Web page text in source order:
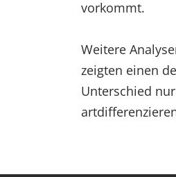
vorkommt.
Weitere
zeigten einen
Unterschied